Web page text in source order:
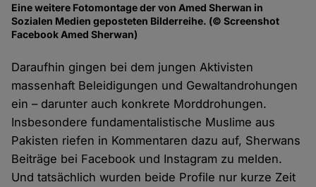
Eine weitere Fotomontage der von Amed Sherwan in
Sozialen Medien geposteten Bilderreihe. (© Screenshot
Facebook Amed Sherwan)
Daraufhin gingen bei dem jungen Aktivisten
massenhaft Beleidigungen und Gewaltandrohungen
ein – darunter auch konkrete Morddrohungen.
Insbesondere fundamentalistische Muslime aus
Pakisten riefen in Kommentaren dazu auf, Sherwans
Beiträge bei Facebook und Instagram zu melden.
Und tatsächlich wurden beide Profile nur kurze Zeit